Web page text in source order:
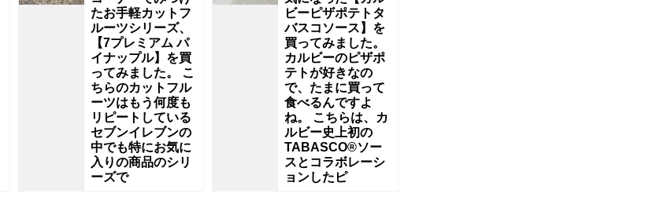
たお手軽カットフ
ルーツシリーズ、
【7プレミアム パ
イナップル】を買
ってみました。 こ
ちらのカットフル
ーツはもう何度も
リピートしている
セブンイレブンの
中でも特にお気に
入りの商品のシリ
ーズで
ビーピザポテトタ
バスコソース】を
買ってみました。
カルビーのピザポ
テトが好きなの
で、たまに買って
食べるんですよ
ね。 こちらは、カ
ルビー史上初の
TABASCO®ソー
スとコラボレーシ
ョンしたピ